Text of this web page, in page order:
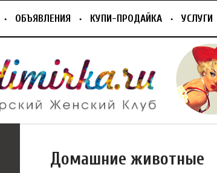
ОБЪЯВЛЕНИЯ КУПИ-ПРОДАЙКА УСЛУГИ
Домашние животные